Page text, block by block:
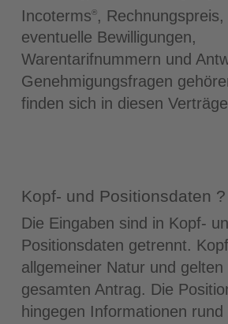
Incoterms®,
eventuelle Bewilligungen,
Warentarifnummern und
Genehmigungsfragen
finden sich in diesen
Kopf- und Positionsdaten ?
Die Eingaben sind in Kopf-
Positionsdaten getrennt.
allgemeiner Natur und gelten
gesamten Antrag. Die
hingegen Informationen rund